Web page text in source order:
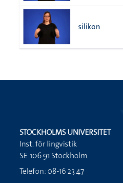
silikon
STOCKHOLMS UNIVERSITET
Inst. för lingvistik
SE-106 91 Stockholm
Telefon: 08-16 23 47